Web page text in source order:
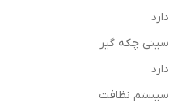
دارد
سینی چکه گیر
دارد
سیستم نظافت